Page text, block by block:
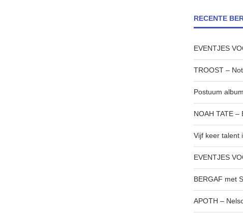
RECENTE
EVENTJES
TROOST –
Postuum
NOAH TATE –
Vijf keer talent
EVENTJES
BERGAF met
APOTH –